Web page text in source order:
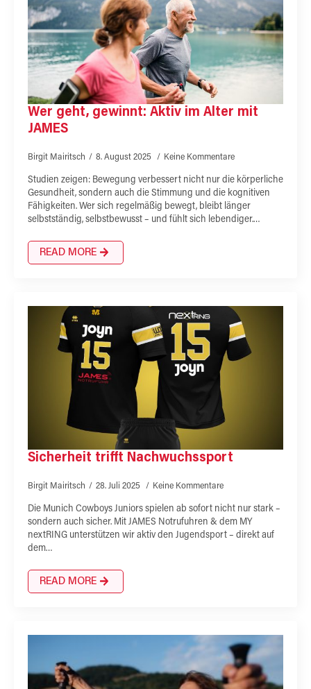
Wer geht, gewinnt: Aktiv im Alter mit
JAMES
Birgit Mairitsch 8. August 2025 Keine Kommentare
Studien zeigen: Bewegung verbessert nicht nur die körperliche
Gesundheit, sondern auch die Stimmung und die kognitiven
Fähigkeiten. Wer sich regelmäßig bewegt, bleibt länger
selbstständig, selbstbewusst – und fühlt sich lebendiger.…
READ MORE
Sicherheit trifft Nachwuchssport
Birgit Mairitsch 28. Juli 2025 Keine Kommentare
Die Munich Cowboys Juniors spielen ab sofort nicht nur stark –
sondern auch sicher. Mit JAMES Notrufuhren & dem MY
nextRING unterstützen wir aktiv den Jugendsport – direkt auf
dem…
READ MORE